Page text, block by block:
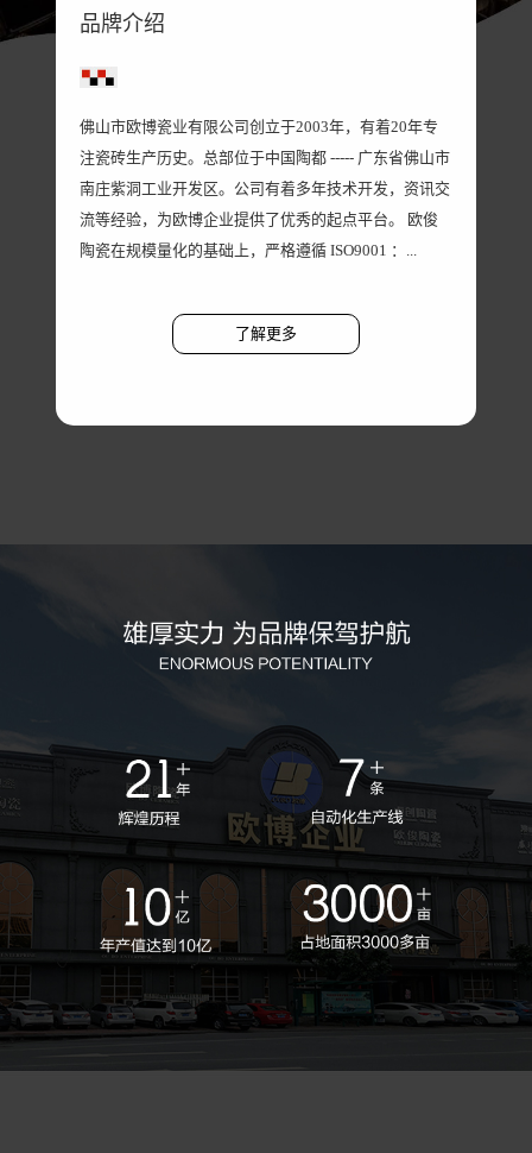
品牌介绍
佛山市欧博瓷业有限公司创立于2003年，有着20年专
注瓷砖生产历史。总部位于中国陶都 ----- 广东省佛山市
南庄紫洞工业开发区。公司有着多年技术开发，资讯交
流等经验，为欧博企业提供了优秀的起点平台。 欧俊
陶瓷在规模量化的基础上，严格遵循 ISO9001 ：...
了解更多